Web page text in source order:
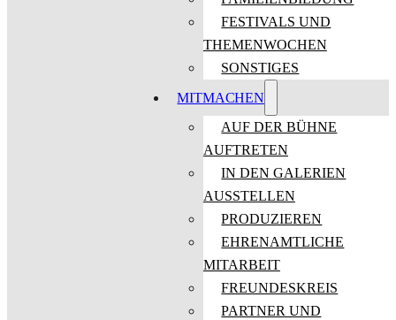
FESTIVALS UND
THEMENWOCHEN
SONSTIGES
MITMACHEN
AUF DER BÜHNE
AUFTRETEN
IN DEN GALERIEN
AUSSTELLEN
PRODUZIEREN
EHRENAMTLICHE
MITARBEIT
FREUNDESKREIS
PARTNER UND